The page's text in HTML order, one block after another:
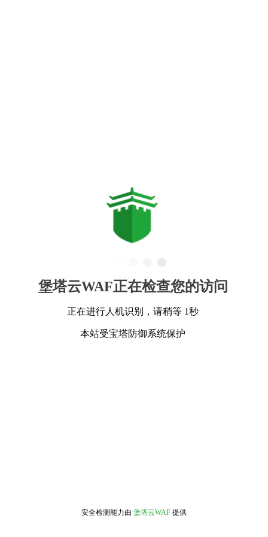
堡塔云WAF正在检查您的访问
正在进行人机识别，请稍等 1秒
本站受宝塔防御系统保护
安全检测能力由 堡塔云WAF 提供